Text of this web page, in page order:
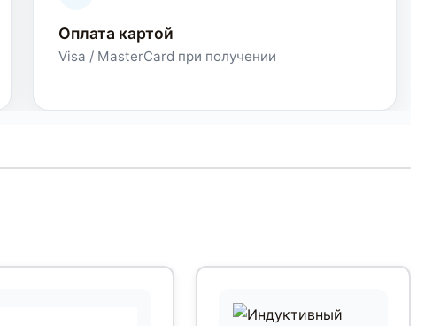
Оплата картой
Visa / MasterCard при получении